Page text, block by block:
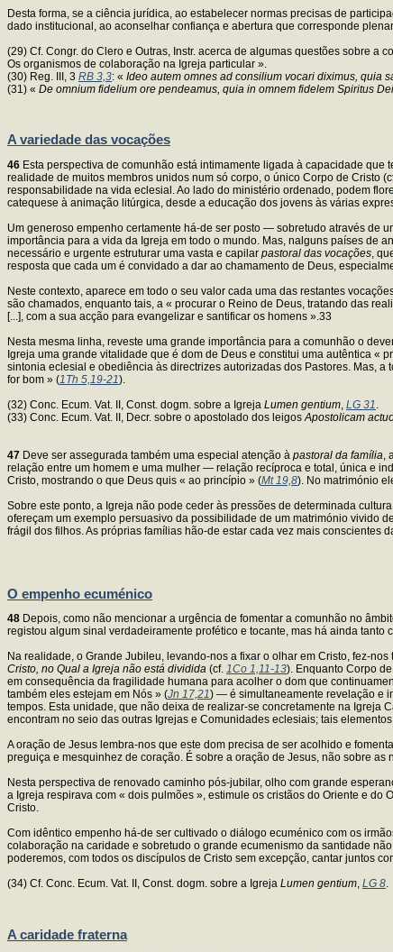
Desta forma, se a ciência jurídica, ao estabelecer normas precisas de
dado institucional, ao aconselhar confiança e abertura que corresponde
(29) Cf. Congr. do Clero e Outras, Instr. acerca de algumas questões sobre a
Os organismos de colaboração na Igreja particular ».
(30) Reg. III, 3 RB 3,3: « Ideo autem omnes ad consilium vocari diximus, quia
(31) « De omnium fidelium ore pendeamus, quia in omnem fidelem Spiritus
A variedade das vocações
46 Esta perspectiva de comunhão está intimamente ligada à capacidade
realidade de muitos membros unidos num só corpo, o único Corpo de Cristo
responsabilidade na vida eclesial. Ao lado do ministério ordenado, podem
catequese à animação litúrgica, desde a educação dos jovens às várias
Um generoso empenho certamente há-de ser posto — sobretudo através de
importância para a vida da Igreja em todo o mundo. Mas, nalguns países de
necessário e urgente estruturar uma vasta e capilar pastoral das vocações ,
resposta que cada um é convidado a dar ao chamamento de Deus,
Neste contexto, aparece em todo o seu valor cada uma das restantes
são chamados, enquanto tais, a « procurar o Reino de Deus, tratando das
[...], com a sua acção para evangelizar e santificar os homens ».33
Nesta mesma linha, reveste uma grande importância para a comunhão o
Igreja uma grande vitalidade que é dom de Deus e constitui uma autêntica «
sintonia eclesial e obediência às directrizes autorizadas dos Pastores. Mas,
for bom » (1Th 5,19-21).
(32) Conc. Ecum. Vat. II, Const. dogm. sobre a Igreja Lumen gentium LG 31
(33) Conc. Ecum. Vat. II, Decr. sobre o apostolado dos leigos Apostolicam
47 Deve ser assegurada também uma especial atenção à pastoral da família
relação entre um homem e uma mulher — relação recíproca e total, única e
Cristo, mostrando o que Deus quis « ao princípio » (Mt 19,8). No matrimónio
Sobre este ponto, a Igreja não pode ceder às pressões de determinada
ofereçam um exemplo persuasivo da possibilidade de um matrimónio vivido
frágil dos filhos. As próprias famílias hão-de estar cada vez mais conscientes
O empenho ecuménico
48 Depois, como não mencionar a urgência de fomentar a comunhão no
registou algum sinal verdadeiramente profético e tocante, mas há ainda tanto
Na realidade, o Grande Jubileu, levando-nos a fixar o olhar em Cristo, fez-
Cristo, no Qual a Igreja não está dividida (cf. 1Co 1,11-13). Enquanto Corpo
em consequência da fragilidade humana para acolher o dom que
também eles estejam em Nós » (Jn 17,21) — é simultaneamente revelação e
tempos. Esta unidade, que não deixa de realizar-se concretamente na Igreja
encontram no seio das outras Igrejas e Comunidades eclesiais; tais
A oração de Jesus lembra-nos que este dom precisa de ser acolhido e
preguiça e mesquinhez de coração. É sobre a oração de Jesus, não sobre
Nesta perspectiva de renovado caminho pós-jubilar, olho com grande
a Igreja respirava com « dois pulmões », estimule os cristãos do Oriente e
Cristo.
Com idêntico empenho há-de ser cultivado o diálogo ecuménico com os
colaboração na caridade e sobretudo o grande ecumenismo da santidade
poderemos, com todos os discípulos de Cristo sem excepção, cantar juntos
(34) Cf. Conc. Ecum. Vat. II, Const. dogm. sobre a Igreja Lumen gentium, LG 8.
A caridade fraterna